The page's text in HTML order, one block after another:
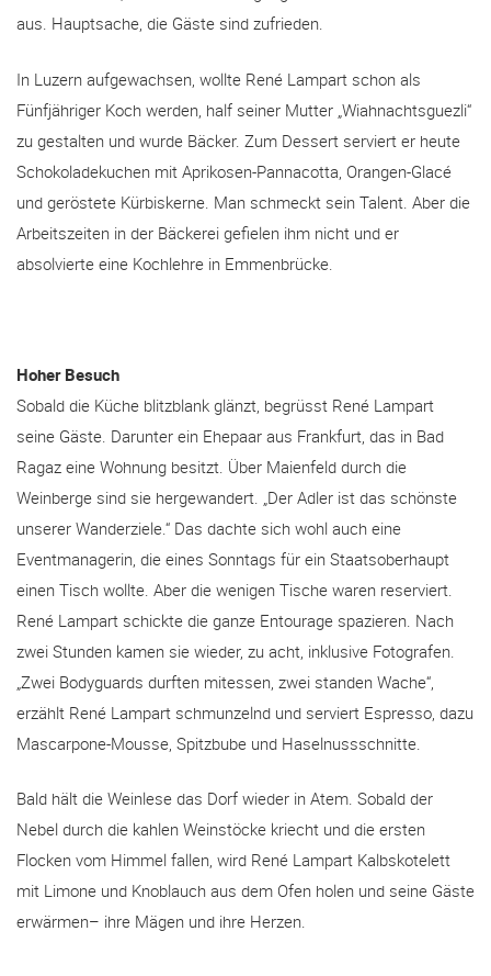
aus. Hauptsache, die Gäste sind zufrieden.
In Luzern aufgewachsen, wollte René Lampart schon als
Fünfjähriger Koch werden, half seiner Mutter „Wiahnachtsguezli“
zu gestalten und wurde Bäcker. Zum Dessert serviert er heute
Schokoladekuchen mit Aprikosen-Pannacotta, Orangen-Glacé
und geröstete Kürbiskerne. Man schmeckt sein Talent. Aber die
Arbeitszeiten in der Bäckerei gefielen ihm nicht und er
absolvierte eine Kochlehre in Emmenbrücke.
Hoher Besuch
Sobald die Küche blitzblank glänzt, begrüsst René Lampart
seine Gäste. Darunter ein Ehepaar aus Frankfurt, das in Bad
Ragaz eine Wohnung besitzt. Über Maienfeld durch die
Weinberge sind sie hergewandert. „Der Adler ist das schönste
unserer Wanderziele.“ Das dachte sich wohl auch eine
Eventmanagerin, die eines Sonntags für ein Staatsoberhaupt
einen Tisch wollte. Aber die wenigen Tische waren reserviert.
René Lampart schickte die ganze Entourage spazieren. Nach
zwei Stunden kamen sie wieder, zu acht, inklusive Fotografen.
„Zwei Bodyguards durften mitessen, zwei standen Wache“,
erzählt René Lampart schmunzelnd und serviert Espresso, dazu
Mascarpone-Mousse, Spitzbube und Haselnussschnitte.
Bald hält die Weinlese das Dorf wieder in Atem. Sobald der
Nebel durch die kahlen Weinstöcke kriecht und die ersten
Flocken vom Himmel fallen, wird René Lampart Kalbskotelett
mit Limone und Knoblauch aus dem Ofen holen und seine Gäste
erwärmen– ihre Mägen und ihre Herzen.